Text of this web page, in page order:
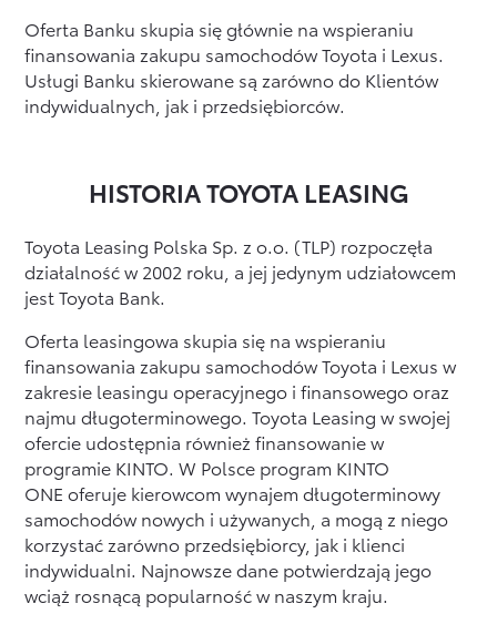
Oferta Banku skupia się głównie na wspieraniu
finansowania zakupu samochodów Toyota i Lexus.
Usługi Banku skierowane są zarówno do Klientów
indywidualnych, jak i przedsiębiorców.
HISTORIA TOYOTA LEASING
Toyota Leasing Polska Sp. z o.o. (TLP) rozpoczęła
działalność w 2002 roku, a jej jedynym udziałowcem
jest Toyota Bank.
Oferta leasingowa skupia się na wspieraniu
finansowania zakupu samochodów Toyota i Lexus w
zakresie leasingu operacyjnego i finansowego oraz
najmu długoterminowego. Toyota Leasing w swojej
ofercie udostępnia również finansowanie w
programie KINTO. W Polsce program KINTO
ONE oferuje kierowcom wynajem długoterminowy
samochodów nowych i używanych, a mogą z niego
korzystać zarówno przedsiębiorcy, jak i klienci
indywidualni. Najnowsze dane potwierdzają jego
wciąż rosnącą popularność w naszym kraju.